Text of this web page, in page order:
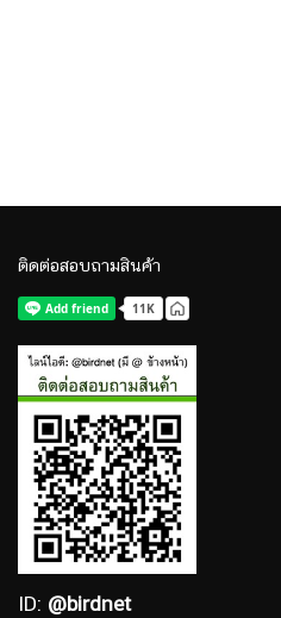
ติดต่อสอบถามสินค้า
ID: @birdnet